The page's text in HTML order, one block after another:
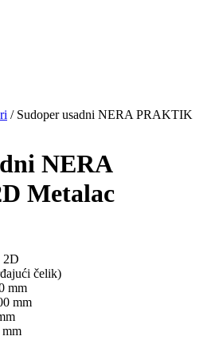
/ Sudoper usadni NERA PRAKTIK
NERA
Metalac
2D
čelik)
mm
mm
mm